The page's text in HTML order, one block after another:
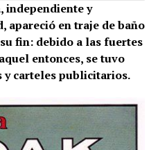
independiente y
apareció en traje de baño
fin: debido a las fuertes
entonces, se tuvo
y carteles publicitarios.